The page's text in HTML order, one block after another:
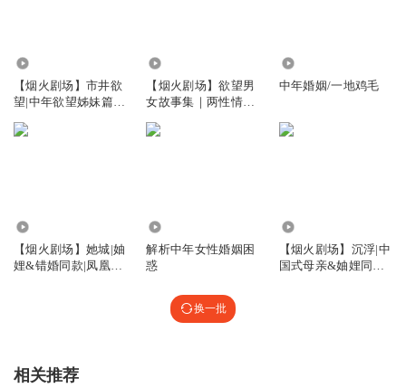
【烟火剧场】市井欲
望|中年欲望姊妹篇白
【烟火剧场】欲望男
女故事集｜两性情感
镜｜男邻居x中年欲
中年婚姻/一地鸡毛
【烟火剧场】她城|妯
娌&错婚同款|凤凰男
解析中年女性婚姻困
惑
【烟火剧场】沉浮|中
国式母亲&妯娌同款
换一批
相关推荐